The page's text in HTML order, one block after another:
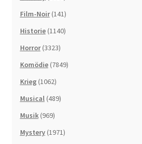
Film-Noir (141)
Historie (1140)
Horror (3323)
Komödie (7849)
Krieg (1062)
Musical (489)
Musik (969)
Mystery (1971)